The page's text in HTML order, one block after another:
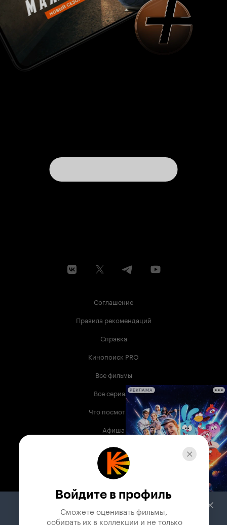
Соглашение
Правила рекомендаций
Справка
Кинопоиск PRO
Все фильмы
Все сериалы
Что посмотреть
Афиша
Музыка
Телепрограмма
Служба поддержки
РЕКЛАМА
Войдите в профиль
Сможете оценивать фильмы,
собирать их в коллекции и не только